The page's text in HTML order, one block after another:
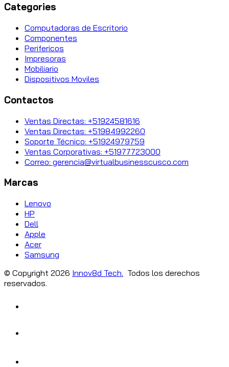
Categories
Computadoras de Escritorio
Componentes
Perifericos
Impresoras
Mobiliario
Dispositivos Moviles
Contactos
Ventas Directas: +51924581616
Ventas Directas: +51984992260
Soporte Técnico: +51924979759
Ventas Corporativas: +51977723000
Correo: gerencia@virtualbusinesscusco.com
Marcas
Lenovo
HP
Dell
Apple
Acer
Samsung
© Copyright 2026 Innov8d Tech. Todos los derechos
reservados.